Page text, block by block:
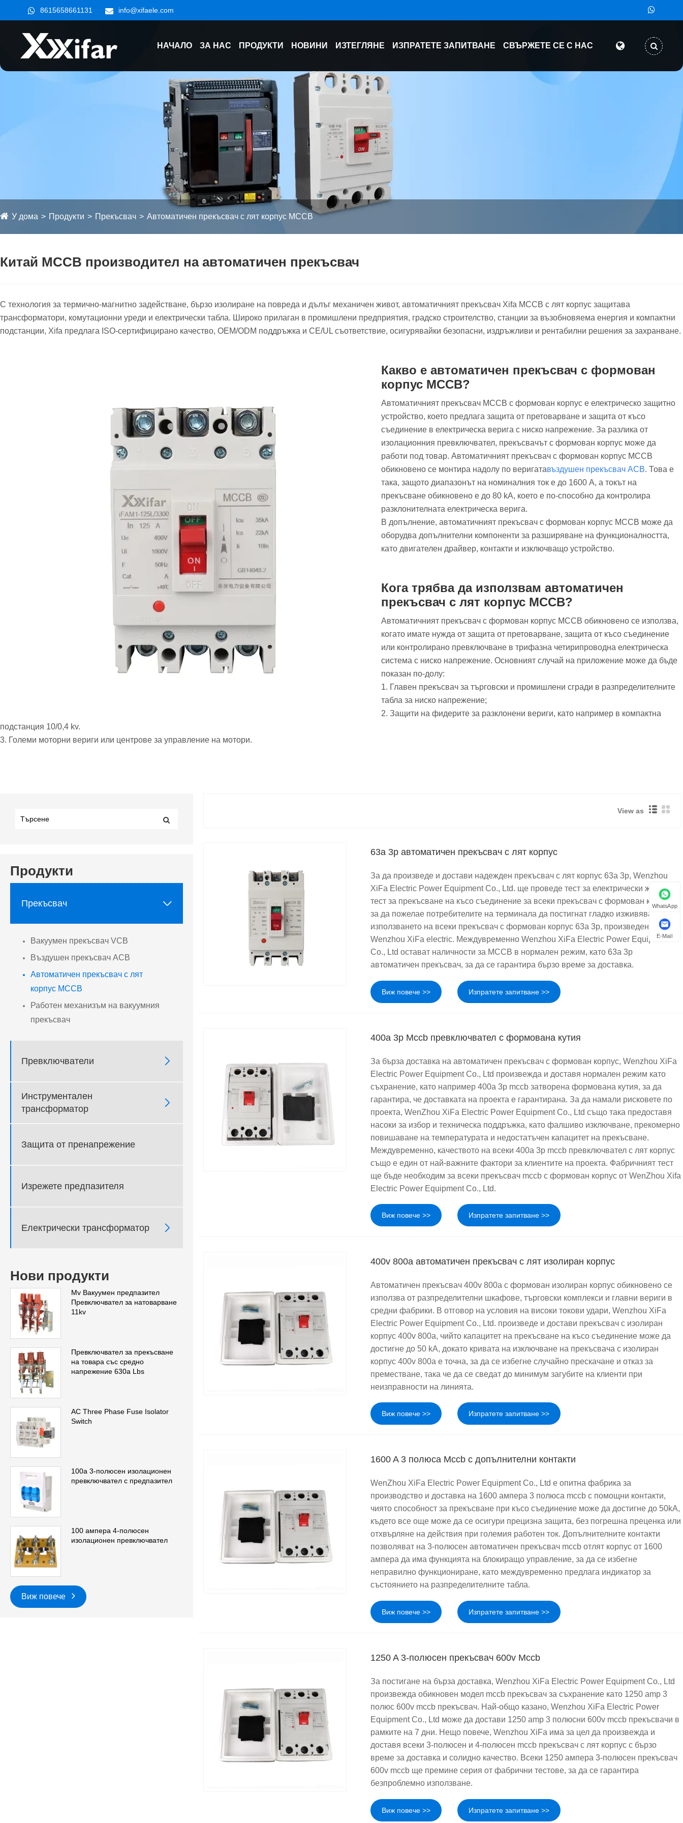
8615658661131 info@xifaele.com
НАЧАЛО ЗА НАС ПРОДУКТИ НОВИНИ ИЗТЕГЛЯНЕ ИЗПРАТЕТЕ ЗАПИТВАНЕ СВЪРЖЕТЕ СЕ С НАС
У дома Продукти Прекъсвач Автоматичен прекъсвач с лят корпус MCCB
Китай MCCB производител на автоматичен прекъсвач
С технология за термично-магнитно задействане, бързо изолиране на повреда и дълъг механичен живот, автоматичният прекъсвач Xifa MCCB с лят корпус защитава
трансформатори, комутационни уреди и електрически табла. Широко прилаган в промишлени предприятия, градско строителство, станции за възобновяема енергия и компактни
подстанции, Xifa предлага ISO-сертифицирано качество, OEM/ODM поддръжка и CE/UL съответствие, осигурявайки безопасни, издръжливи и рентабилни решения за захранване.
Какво е автоматичен прекъсвач с формован
корпус MCCB?
Автоматичният прекъсвач MCCB с формован корпус е електрическо защитно
устройство, което предлага защита от претоварване и защита от късо
съединение в електрическа верига с ниско напрежение. За разлика от
изолационния превключвател, прекъсвачът с формован корпус може да
работи под товар. Автоматичният прекъсвач с формован корпус MCCB
обикновено се монтира надолу по веригатавъздушен прекъсвач ACB. Това е
така, защото диапазонът на номиналния ток е до 1600 A, а токът на
прекъсване обикновено е до 80 kA, което е по-способно да контролира
разклонителната електрическа верига.
В допълнение, автоматичният прекъсвач с формован корпус MCCB може да
оборудва допълнителни компоненти за разширяване на функционалността,
като двигателен драйвер, контакти и изключващо устройство.
Кога трябва да използвам автоматичен
прекъсвач с лят корпус MCCB?
Автоматичният прекъсвач с формован корпус MCCB обикновено се използва,
когато имате нужда от защита от претоварване, защита от късо съединение
или контролирано превключване в трифазна четирипроводна електрическа
система с ниско напрежение. Основният случай на приложение може да бъде
показан по-долу:
1. Главен прекъсвач за търговски и промишлени сгради в разпределителните
табла за ниско напрежение;
2. Защити на фидерите за разклонени вериги, като например в компактна
подстанция 10/0,4 kv.
3. Големи моторни вериги или центрове за управление на мотори.
Продукти
Прекъсвач 
Вакуумен прекъсвач VCB
Въздушен прекъсвач ACB
Автоматичен прекъсвач с лят
корпус MCCB
Работен механизъм на вакуумния
прекъсвач
Превключватели 
Инструментален
трансформатор

Защита от пренапрежение
Изрежете предпазителя
Електрически трансформатор 
Нови продукти
Mv Вакуумен предпазител
Превключвател за натоварване
11kv
Превключвател за прекъсване
на товара със средно
напрежение 630a Lbs
AC Three Phase Fuse Isolator
Switch
100a 3-полюсен изолационен
превключвател с предпазител
100 ампера 4-полюсен
изолационен превключвател
Виж повече
View as
63a 3p автоматичен прекъсвач с лят корпус
За да произведе и достави надежден прекъсвач с лят корпус 63a 3p, Wenzhou
XiFa Electric Power Equipment Co., Ltd. ще проведе тест за електрически живот и
тест за прекъсване на късо съединение за всеки прекъсвач с формован корпус,
за да пожелае потребителите на терминала да постигнат гладко изживяване от
използването на всеки прекъсвач с формован корпус 63a 3p, произведен от
Wenzhou XiFa electric. Междувременно Wenzhou XiFa Electric Power Equipment
Co., Ltd остават наличности за MCCB в нормален режим, като 63a 3p
автоматичен прекъсвач, за да се гарантира бързо време за доставка.
Виж повече >> Изпратете запитване >>
400a 3p Mccb превключвател с формована кутия
За бърза доставка на автоматичен прекъсвач с формован корпус, Wenzhou XiFa
Electric Power Equipment Co., Ltd произвежда и доставя нормален режим като
съхранение, като например 400a 3p mccb затворена формована кутия, за да
гарантира, че доставката на проекта е гарантирана. За да намали рисковете по
проекта, WenZhou XiFa Electric Power Equipment Co., Ltd също така предоставя
насоки за избор и техническа поддръжка, като фалшиво изключване, прекомерно
повишаване на температурата и недостатъчен капацитет на прекъсване.
Междувременно, качеството на всеки 400a 3p mccb превключвател с лят корпус
също е един от най-важните фактори за клиентите на проекта. Фабричният тест
ще бъде необходим за всеки прекъсвач mccb с формован корпус от WenZhou Xifa
Electric Power Equipment Co., Ltd.
Виж повече >> Изпратете запитване >>
400v 800a автоматичен прекъсвач с лят изолиран корпус
Автоматичен прекъсвач 400v 800a с формован изолиран корпус обикновено се
използва от разпределителни шкафове, търговски комплекси и главни вериги в
средни фабрики. В отговор на условия на високи токови удари, Wenzhou XiFa
Electric Power Equipment Co., Ltd. произведе и достави прекъсвач с изолиран
корпус 400v 800a, чийто капацитет на прекъсване на късо съединение може да
достигне до 50 kA, докато кривата на изключване на прекъсвача с изолиран
корпус 400v 800a е точна, за да се избегне случайно прескачане и отказ за
преместване, така че да се сведат до минимум загубите на клиенти при
неизправности на линията.
Виж повече >> Изпратете запитване >>
1600 A 3 полюса Mccb с допълнителни контакти
WenZhou XiFa Electric Power Equipment Co., Ltd е опитна фабрика за
производство и доставка на 1600 ампера 3 полюса mccb с помощни контакти,
чиято способност за прекъсване при късо съединение може да достигне до 50kA,
където все още може да се осигури прецизна защита, без погрешна преценка или
отхвърляне на действия при големия работен ток. Допълнителните контакти
позволяват на 3-полюсен автоматичен прекъсвач mccb отлят корпус от 1600
ампера да има функцията на блокиращо управление, за да се избегне
неправилно функциониране, като междувременно предлага индикатор за
състоянието на разпределителните табла.
Виж повече >> Изпратете запитване >>
1250 A 3-полюсен прекъсвач 600v Mccb
За постигане на бърза доставка, Wenzhou XiFa Electric Power Equipment Co., Ltd
произвежда обикновен модел mccb прекъсвач за съхранение като 1250 amp 3
полюс 600v mccb прекъсвач. Най-общо казано, Wenzhou XiFa Electric Power
Equipment Co., Ltd може да достави 1250 amp 3 полюсни 600v mccb прекъсвачи в
рамките на 7 дни. Нещо повече, Wenzhou XiFa има за цел да произвежда и
доставя всеки 3-полюсен и 4-полюсен mccb прекъсвач с лят корпус с бързо
време за доставка и солидно качество. Всеки 1250 ампера 3-полюсен прекъсвач
600v mccb ще премине серия от фабрични тестове, за да се гарантира
безпроблемно използване.
Виж повече >> Изпратете запитване >>
WhatsApp
E-Mail